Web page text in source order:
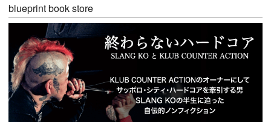
blueprint book store